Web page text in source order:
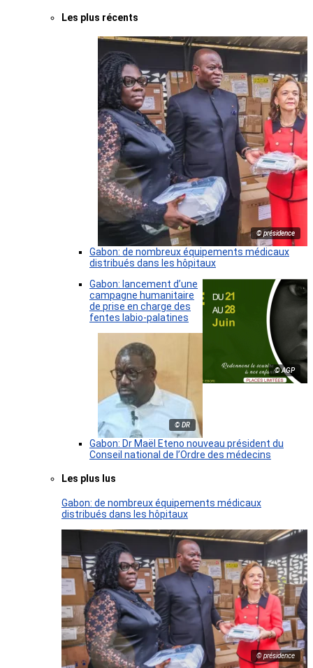
Les plus récents
© présidence
Gabon: de nombreux équipements médicaux
distribués dans les hôpitaux
© AGP
Gabon: lancement d’une
campagne humanitaire
de prise en charge des
fentes labio-palatines
© DR
Gabon: Dr Maël Eteno nouveau président du
Conseil national de l’Ordre des médecins
Les plus lus
Gabon: de nombreux équipements médicaux
distribués dans les hôpitaux
© présidence